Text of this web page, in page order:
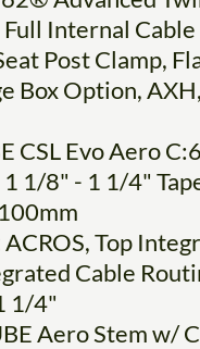
Full Internal
Post Clamp,
Box Option, AXH,
CSL Evo Aero
1 1/8" - 1 1/4"
ACROS, Top
Cable
1/4"
Aero Stem w/